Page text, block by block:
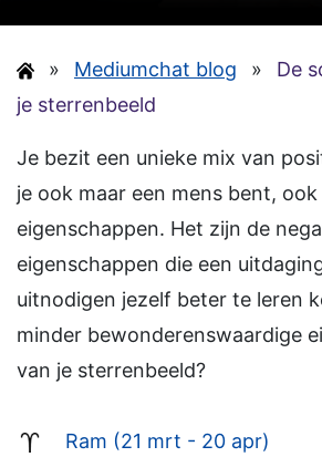
» Mediumchat blog »
De
je sterrenbeeld
Je bezit een unieke mix van
je ook maar een mens bent,
eigenschappen. Het zijn de
eigenschappen die een
uitnodigen jezelf beter te leren
minder bewonderenswaardige
van je sterrenbeeld?
Ram (21 mrt - 20 apr)